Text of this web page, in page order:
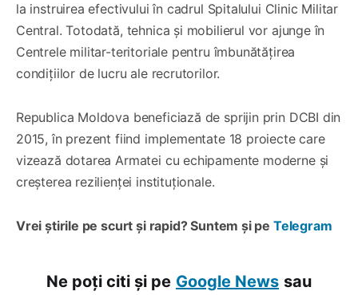
la instruirea efectivului în cadrul Spitalului Clinic Militar
Central. Totodată, tehnica și mobilierul vor ajunge în
Centrele militar-teritoriale pentru îmbunătățirea
condițiilor de lucru ale recrutorilor.
Republica Moldova beneficiază de sprijin prin DCBI din
2015, în prezent fiind implementate 18 proiecte care
vizează dotarea Armatei cu echipamente moderne și
creșterea rezilienței instituționale.
Vrei știrile pe scurt și rapid? Suntem și pe Telegram
Ne poți citi și pe Google News sau